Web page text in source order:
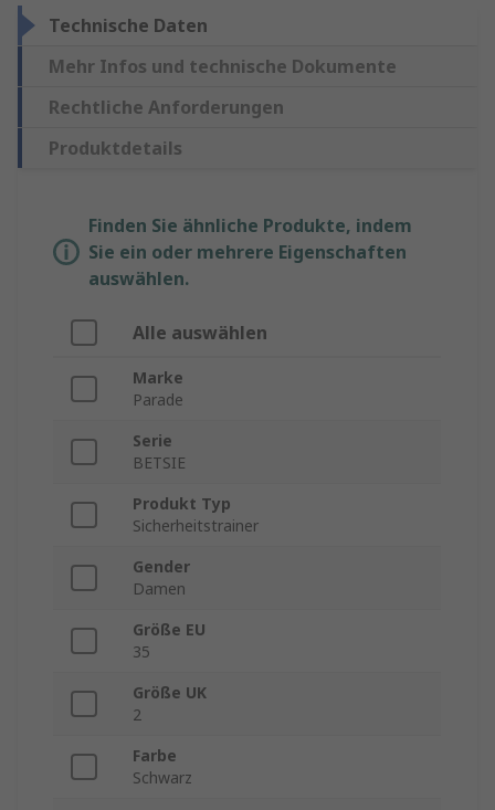
Technische Daten
Mehr Infos und technische Dokumente
Rechtliche Anforderungen
Produktdetails
Finden Sie ähnliche Produkte, indem
Sie ein oder mehrere Eigenschaften
auswählen.
Alle auswählen
Marke
Parade
Serie
BETSIE
Produkt Typ
Sicherheitstrainer
Gender
Damen
Größe EU
35
Größe UK
2
Farbe
Schwarz